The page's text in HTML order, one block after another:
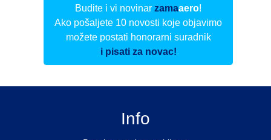
Budite i vi novinar zamaaero!
Ako pošaljete 10 novosti koje objavimo
možete postati honorarni suradnik
i pisati za novac!
Info